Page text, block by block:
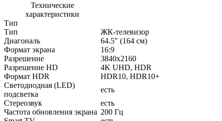
Технические
характеристики
Тип
Тип
ЖК-телевизор
Диагональ
64.5" (164 см)
Формат экрана
16:9
Разрешение
3840x2160
Разрешение HD
4K UHD, HDR
Формат HDR
HDR10, HDR10+
Светодиодная (LED)
подсветка
есть
Стереозвук
есть
Частота обновления экрана 200 Гц